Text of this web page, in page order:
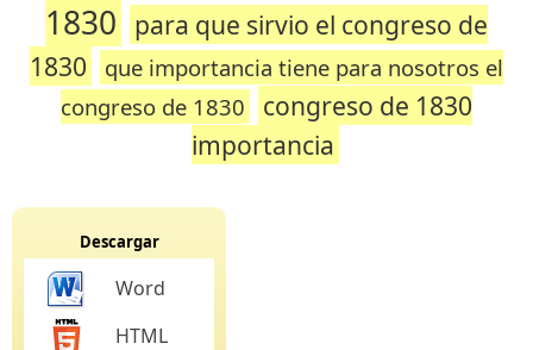
1830 para que sirvio el congreso de
1830
que importancia tiene para nosotros el
congreso de 1830
congreso de 1830
importancia
Descargar
Word
HTML